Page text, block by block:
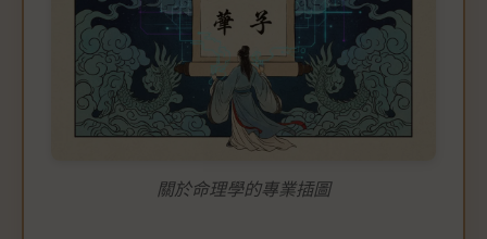
關於命理學的專業插圖